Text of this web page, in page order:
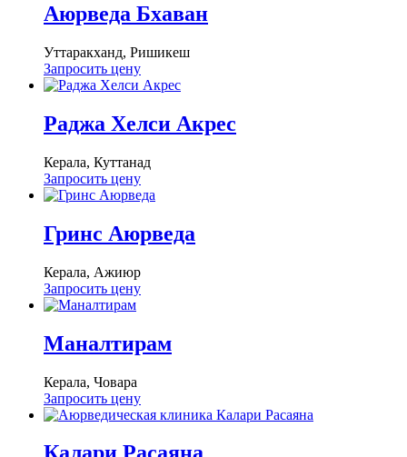
Аюрведа Бхаван
Уттаракханд, Ришикеш
Запросить цену
Раджа Хелси Акрес
Керала, Куттанад
Запросить цену
Гринс Аюрведа
Керала, Ажиюр
Запросить цену
Маналтирам
Керала, Човара
Запросить цену